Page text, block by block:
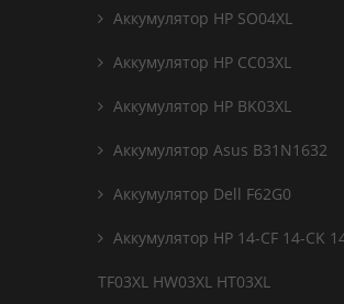
Аккумулятор HP SO04XL
Аккумулятор HP CC03XL
Аккумулятор HP BK03XL
Аккумулятор Asus B31N1632
Аккумулятор Dell F62G0
Аккумулятор HP 14-CF 14-CK
TF03XL HW03XL HT03XL